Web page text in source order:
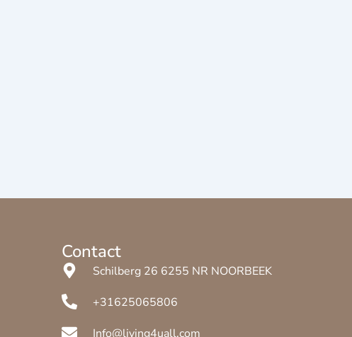
Contact
Schilberg 26 6255 NR NOORBEEK
+31625065806
Info@living4uall.com